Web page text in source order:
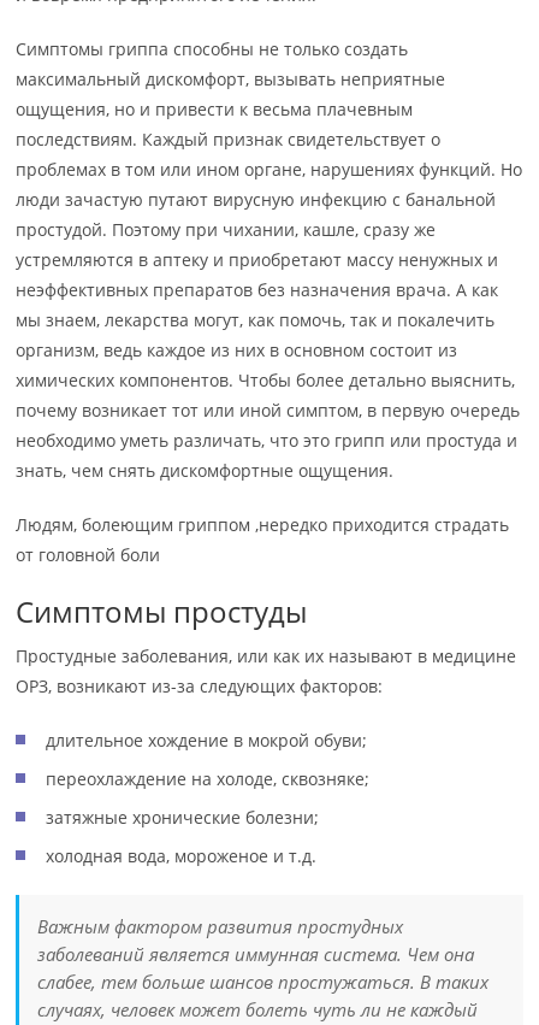
Симптомы гриппа способны не только создать
максимальный дискомфорт, вызывать неприятные
ощущения, но и привести к весьма плачевным
последствиям. Каждый признак свидетельствует о
проблемах в том или ином органе, нарушениях функций. Но
люди зачастую путают вирусную инфекцию с банальной
простудой. Поэтому при чихании, кашле, сразу же
устремляются в аптеку и приобретают массу ненужных и
неэффективных препаратов без назначения врача. А как
мы знаем, лекарства могут, как помочь, так и покалечить
организм, ведь каждое из них в основном состоит из
химических компонентов. Чтобы более детально выяснить,
почему возникает тот или иной симптом, в первую очередь
необходимо уметь различать, что это грипп или простуда и
знать, чем снять дискомфортные ощущения.
Людям, болеющим гриппом ,нередко приходится страдать
от головной боли
Симптомы простуды
Простудные заболевания, или как их называют в медицине
ОРЗ, возникают из-за следующих факторов:
длительное хождение в мокрой обуви;
переохлаждение на холоде, сквозняке;
затяжные хронические болезни;
холодная вода, мороженое и т.д.
Важным фактором развития простудных
заболеваний является иммунная система. Чем она
слабее, тем больше шансов простужаться. В таких
случаях, человек может болеть чуть ли не каждый